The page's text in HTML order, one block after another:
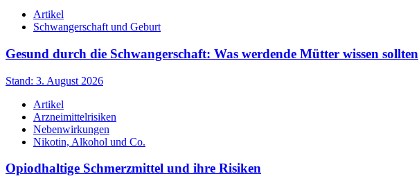
Artikel
Schwangerschaft und Geburt
Gesund durch die Schwangerschaft: Was werdende Mütter wissen sollten
Stand: 3. August 2026
Artikel
Arzneimittelrisiken
Nebenwirkungen
Nikotin, Alkohol und Co.
Opiodhaltige Schmerzmittel und ihre Risiken